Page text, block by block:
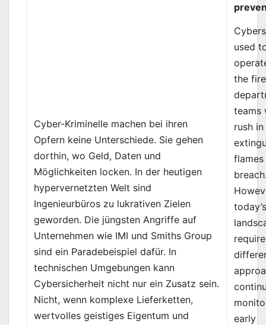
Cyber-Kriminelle machen bei ihren
Opfern keine Unterschiede. Sie gehen
dorthin, wo Geld, Daten und
Möglichkeiten locken. In der heutigen
hypervernetzten Welt sind
Ingenieurbüros zu lukrativen Zielen
geworden. Die jüngsten Angriffe auf
Unternehmen wie IMI und Smiths Group
sind ein Paradebeispiel dafür. In
technischen Umgebungen kann
Cybersicherheit nicht nur ein Zusatz sein.
Nicht, wenn komplexe Lieferketten,
wertvolles geistiges Eigentum und
used
the fire
teams
rush
early